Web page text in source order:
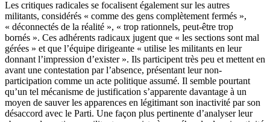
Les critiques radicales se focalisent également sur les autres
militants, considérés « comme des gens complètement fermés »,
« déconnectés de la réalité », « trop rationnels, peut-être trop
bornés ». Ces adhérents radicaux jugent que « les sections sont mal
gérées » et que l’équipe dirigeante « utilise les militants en leur
donnant l’impression d’exister ». Ils participent très peu et mettent en
avant une contestation par l’absence, présentant leur non-
participation comme un acte politique assumé. Il semble pourtant
qu’un tel mécanisme de justification s’apparente davantage à un
moyen de sauver les apparences en légitimant son inactivité par son
désaccord avec le Parti. Une façon plus pertinente d’analyser leur